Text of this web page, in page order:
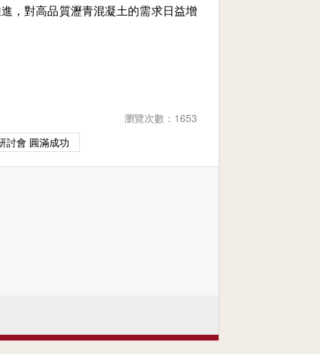
，對高品質瀝青混凝土的需求日益增
瀏覽次數：1653
討會 圓滿成功